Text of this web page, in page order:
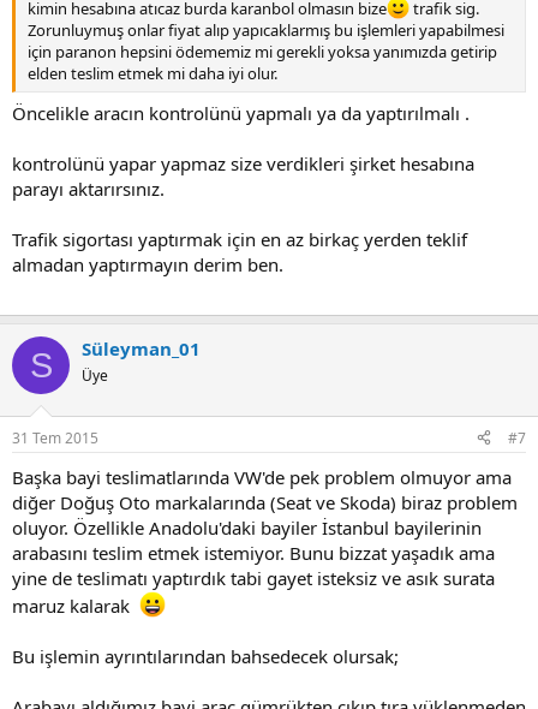
yaptırabilirsiniz. Eğer kendiniz yaptıracaksanız, belgeleri araç teslim
almaya giderken yanınızda götürmeyi unutmayın
kimin hesabına atıcaz burda karanbol olmasın bize
trafik sig.
Zorunluymuş onlar fiyat alıp yapıcaklarmış bu işlemleri yapabilmesi
için paranon hepsini ödememiz mi gerekli yoksa yanımızda getirip
elden teslim etmek mi daha iyi olur.
Öncelikle aracın kontrolünü yapmalı ya da yaptırılmalı .
kontrolünü yapar yapmaz size verdikleri şirket hesabına
parayı aktarırsınız.
Trafik sigortası yaptırmak için en az birkaç yerden teklif
almadan yaptırmayın derim ben.
S Süleyman_01
Üye
31 Tem 2015 #7
Başka bayi teslimatlarında VW'de pek problem olmuyor ama
diğer Doğuş Oto markalarında (Seat ve Skoda) biraz problem
oluyor. Özellikle Anadolu'daki bayiler İstanbul bayilerinin
arabasını teslim etmek istemiyor. Bunu bizzat yaşadık ama
yine de teslimatı yaptırdık tabi gayet isteksiz ve asık surata
maruz kalarak
Bu işlemin ayrıntılarından bahsedecek olursak;